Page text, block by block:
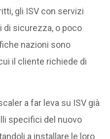
gli ISV con servizi
di sicurezza, o poco
nazioni sono
il cliente richiede di
a far leva su ISV già
specifici del nuovo
a installare le loro